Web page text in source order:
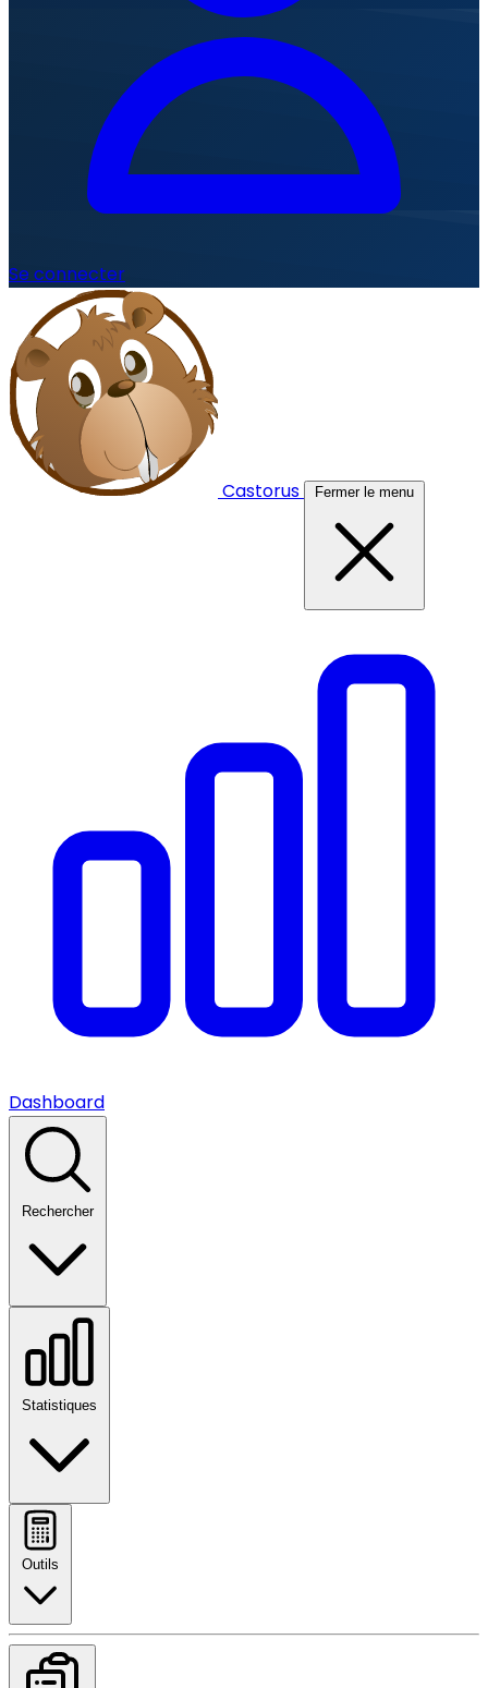
Se connecter
Castorus Fermer le menu
Dashboard
Rechercher
Statistiques
Outils